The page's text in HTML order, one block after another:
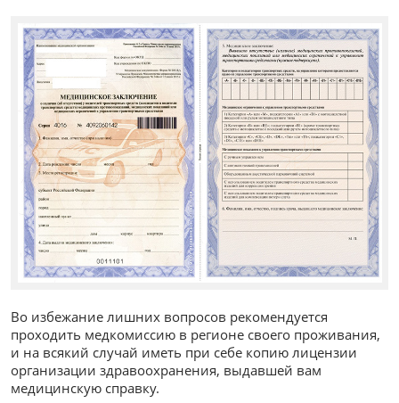
Во избежание лишних вопросов рекомендуется
проходить медкомиссию в регионе своего проживания,
и на всякий случай иметь при себе копию лицензии
организации здравоохранения, выдавшей вам
медицинскую справку.